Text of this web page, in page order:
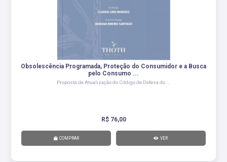
Obsolescência Programada, Proteção do Consumidor e a Busca
pelo Consumo ...
Proposta de Atualização do Código de Defesa do ...
R$ 76,00
COMPRAR VER